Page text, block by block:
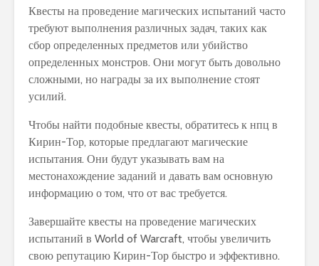
Квесты на проведение магических испытаний часто
требуют выполнения различных задач, таких как
сбор определенных предметов или убийство
определенных монстров. Они могут быть довольно
сложными, но награды за их выполнение стоят
усилий.
Чтобы найти подобные квесты, обратитесь к нпц в
Кирин-Тор, которые предлагают магические
испытания. Они будут указывать вам на
местонахождение заданий и давать вам основную
информацию о том, что от вас требуется.
Завершайте квесты на проведение магических
испытаний в World of Warcraft, чтобы увеличить
свою репутацию Кирин-Тор быстро и эффективно.